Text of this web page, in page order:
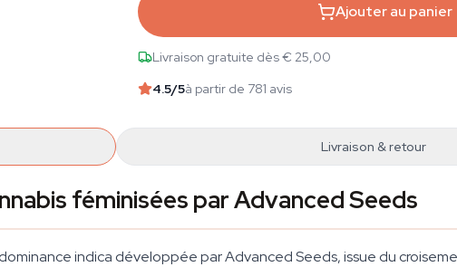
Ajouter au panier
Livraison gratuite dès € 25,00
4.5/5à partir de 781 avis
Livraison & retour
féminisées par Advanced Seeds
indica développée par Advanced Seeds, issue du